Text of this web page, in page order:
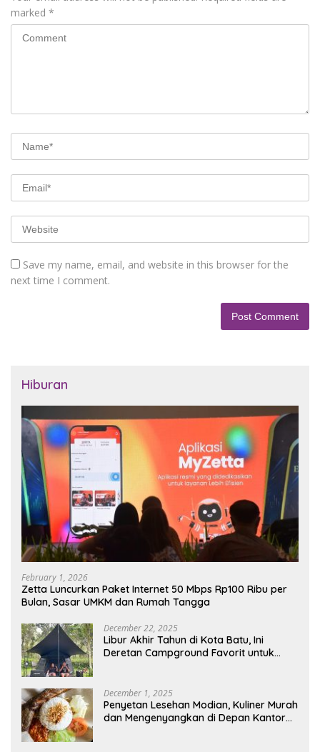
marked *
Save my name, email, and website in this browser for the
next time I comment.
Hiburan
February 1, 2026
Zetta Luncurkan Paket Internet 50 Mbps Rp100 Ribu per
Bulan, Sasar UMKM dan Rumah Tangga
December 22, 2025
Libur Akhir Tahun di Kota Batu, Ini
Deretan Campground Favorit untuk
December 1, 2025
Penyetan Lesehan Modian, Kuliner Murah
dan Mengenyangkan di Depan Kantor